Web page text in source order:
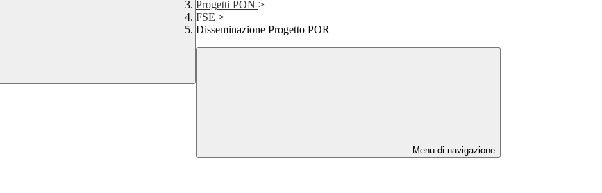
Progetti PON >
FSE >
Disseminazione Progetto POR
Menu di navigazione